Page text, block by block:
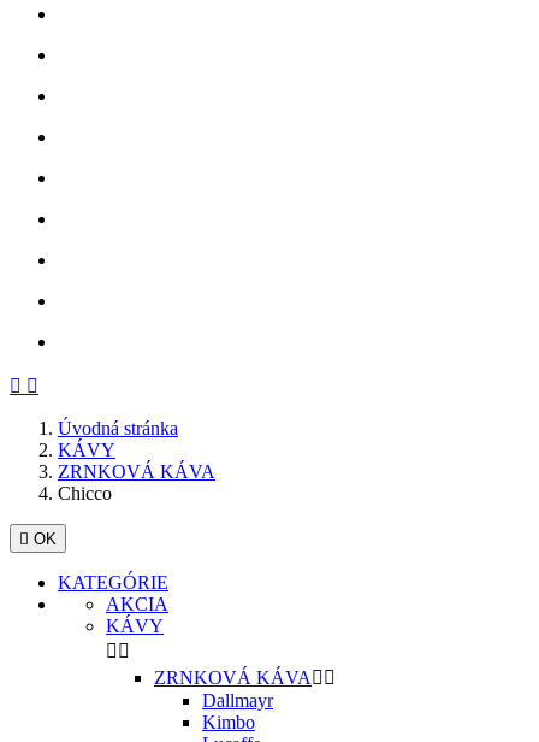
 Späť

Úvodná stránka
KÁVY
ZRNKOVÁ KÁVA
Chicco
 OK
KATEGÓRIE
AKCIA
KÁVY
 
ZRNKOVÁ KÁVA  
Dallmayr
Kimbo